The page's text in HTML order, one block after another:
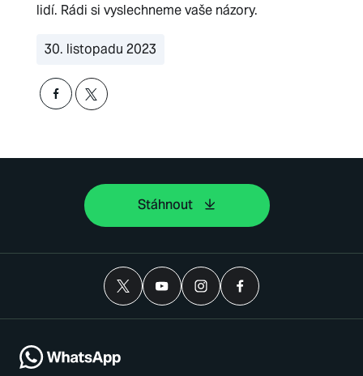
lidí. Rádi si vyslechneme vaše názory.
30. listopadu 2023
Stáhnout